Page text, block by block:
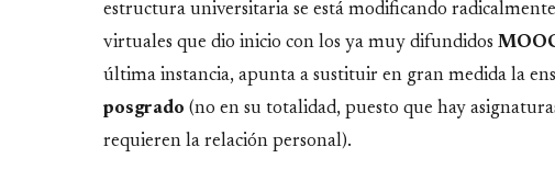
estructura universitaria se está modificando
virtuales que dio inicio con los ya muy difundidos
última instancia, apunta a sustituir en gran medida la
posgrado (no en su totalidad, puesto que hay
requieren la relación personal).